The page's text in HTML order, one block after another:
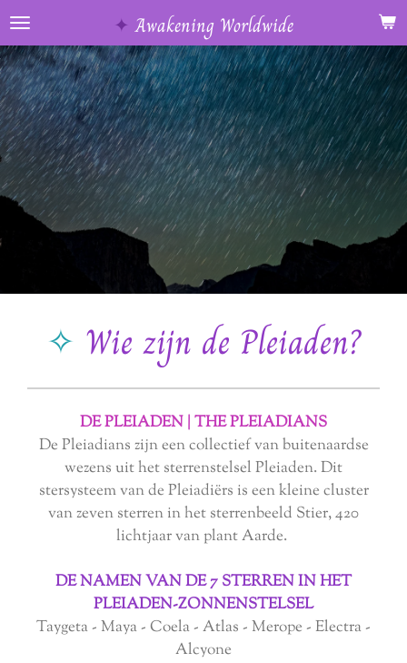
Ga
direct
naar
de
hoofdinhoud
✦ Awakening Worldwide
✧ Wie zijn de Pleiaden?
DE PLEIADEN | THE PLEIADIANS
De Pleiadians zijn een collectief van buitenaardse
wezens uit het sterrenstelsel Pleiaden. Dit
stersysteem van de Pleiadiërs is een kleine cluster
van zeven sterren in het sterrenbeeld Stier, 420
lichtjaar van plant Aarde.
DE NAMEN VAN DE 7 STERREN IN HET
PLEIADEN-ZONNENSTELSEL
Taygeta - Maya - Coela - Atlas - Merope - Electra -
Alcyone